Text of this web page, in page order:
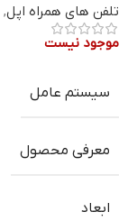
تلفن های همراه اپل,
موجود نیست
سیستم عامل
معرفی محصول
ابعاد